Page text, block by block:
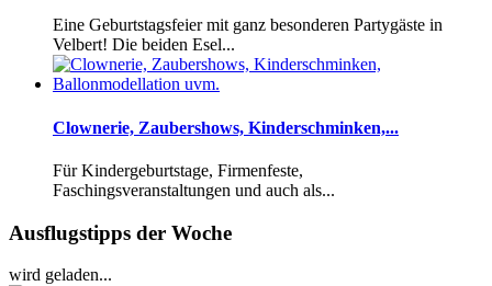
Eine Geburtstagsfeier mit ganz besonderen Partygäste in
Velbert! Die beiden Esel...
Clownerie, Zaubershows, Kinderschminken,...
Für Kindergeburtstage, Firmenfeste,
Faschingsveranstaltungen und auch als...
Ausflugstipps der Woche
wird geladen...